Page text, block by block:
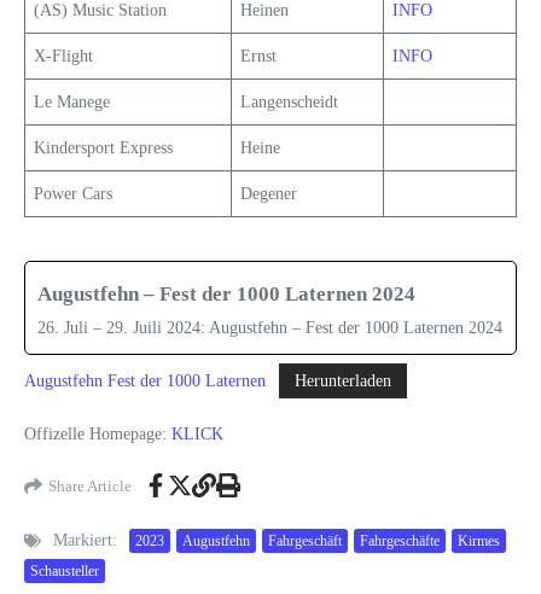
(AS) Music Station Heinen INFO
X-Flight Ernst INFO
Le Manege Langenscheidt
Kindersport Express Heine
Power Cars Degener
Augustfehn – Fest der 1000 Laternen 2024
26. Juli – 29. Juili 2024: Augustfehn – Fest der 1000 Laternen 2024
Augustfehn Fest der 1000 Laternen Herunterladen
Offizelle Homepage: KLICK
Share Article
Markiert: 2023 Augustfehn Fahrgeschäft Fahrgeschäfte
Kirmes
Schausteller